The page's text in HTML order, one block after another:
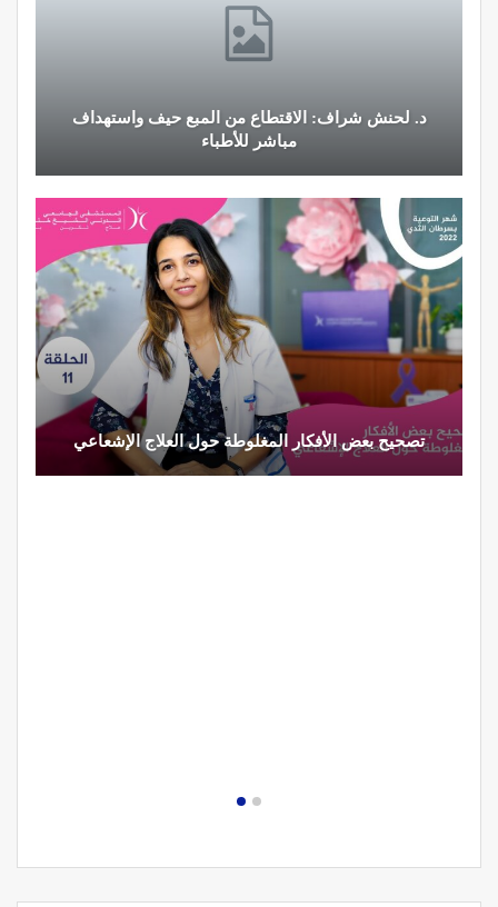
د. لحنش شراف: الاقتطاع من المبع حيف واستهداف
مباشر للأطباء
تصحيح بعض الأفكار المغلوطة حول العلاج الإشعاعي